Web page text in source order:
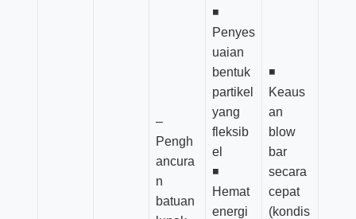
–
Pengh
ancura
n
batuan
◾
Penyes
uaian
bentuk
partikel
yang
fleksib
el
◾
Hemat
energi
◾
Keaus
an
blow
bar
secara
cepat
(kondis